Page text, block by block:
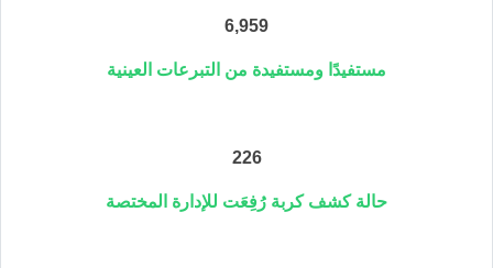
6,959
مستفيدًا ومستفيدة من التبرعات العينية
226
حالة كشف كربة رُفِعَت للإدارة المختصة